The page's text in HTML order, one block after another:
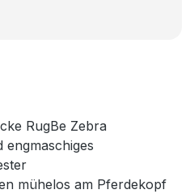
RugBe Zebra
engmaschiges
mühelos am Pferdekopf